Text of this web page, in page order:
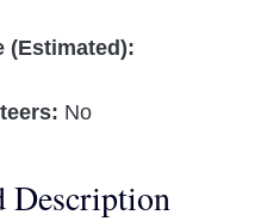
(Estimated):
No
Description